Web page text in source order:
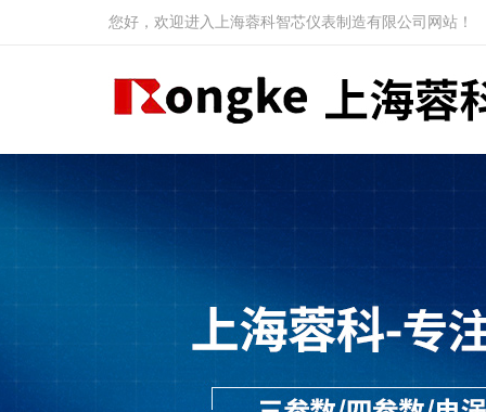
您好，欢迎进入上海蓉科智芯仪表制造有限公司网站！